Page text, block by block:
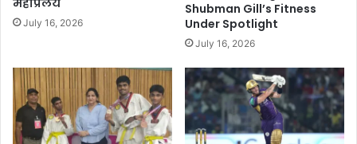
महाप्रलय
July 16, 2026
Shubman Gill’s Fitness
Under Spotlight
July 16, 2026